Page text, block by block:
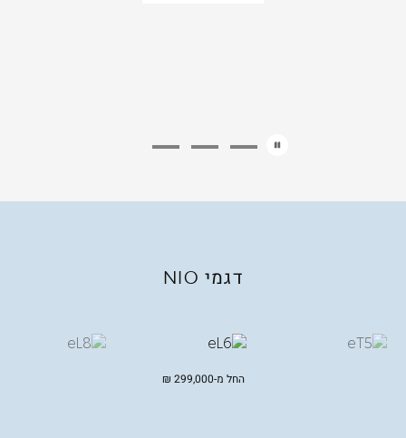
דגמי
החל מ-299,000
₪